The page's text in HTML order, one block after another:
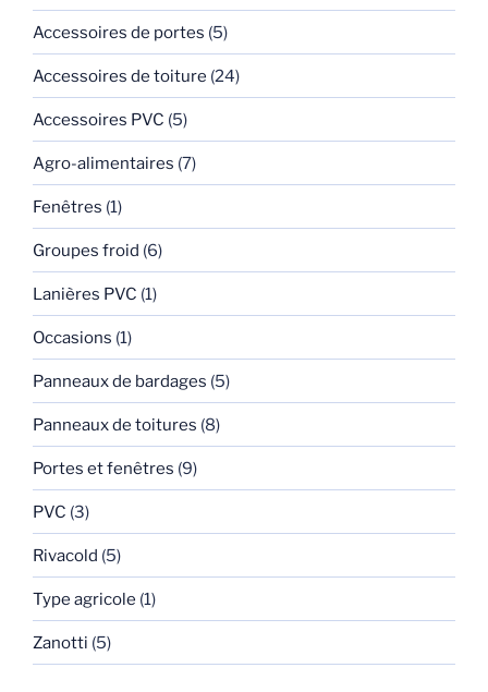
Accessoires de portes (5)
Accessoires de toiture (24)
Accessoires PVC (5)
Agro-alimentaires (7)
Fenêtres (1)
Groupes froid (6)
Lanières PVC (1)
Occasions (1)
Panneaux de bardages (5)
Panneaux de toitures (8)
Portes et fenêtres (9)
PVC (3)
Rivacold (5)
Type agricole (1)
Zanotti (5)